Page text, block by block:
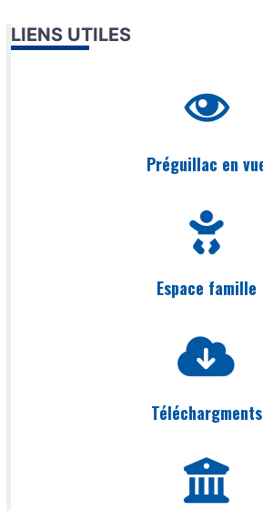
LIENS UTILES
Préguillac en
Espace famille
Téléchargments